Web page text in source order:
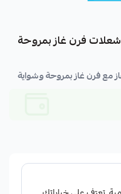
فرن إلبا فري ستاند غاز 90 سم 5 شعلات فرن غاز بمروحة